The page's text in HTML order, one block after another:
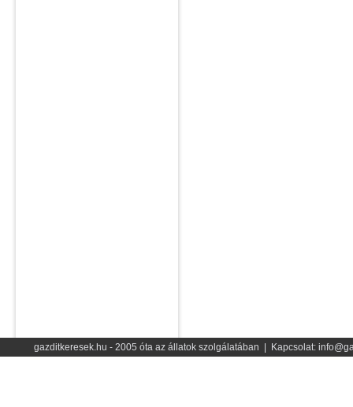
gazditkeresek.hu - 2005 óta az állatok szolgálatában | Kapcsolat: